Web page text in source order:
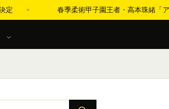
春季柔術甲子園王者・高本珠緒「アダルト青帯